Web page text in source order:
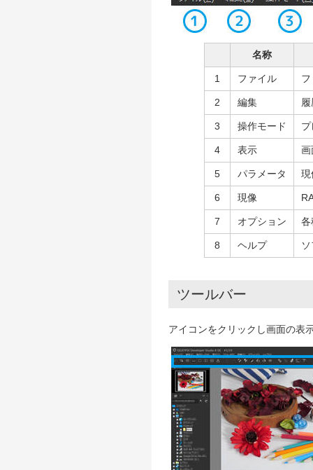
名称
1 ファイル
2 編集
3 操作モード
4 表示 画
5 パラメータ 現
6 現像
7 オプション 各
8 ヘルプ
ツールバー
アイコンをクリックし画面の表